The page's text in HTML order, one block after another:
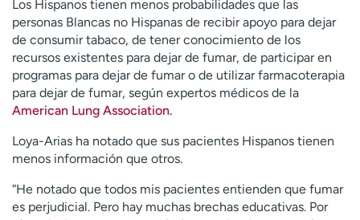
Los Hispanos tienen menos probabilidades que las
personas Blancas no Hispanas de recibir apoyo para dejar
de consumir tabaco, de tener conocimiento de los
recursos existentes para dejar de fumar, de participar en
programas para dejar de fumar o de utilizar farmacoterapia
para dejar de fumar, según expertos médicos de la
American Lung Association.
Loya-Arias ha notado que sus pacientes Hispanos tienen
menos información que otros.
“He notado que todos mis pacientes entienden que fumar
es perjudicial. Pero hay muchas brechas educativas. Por